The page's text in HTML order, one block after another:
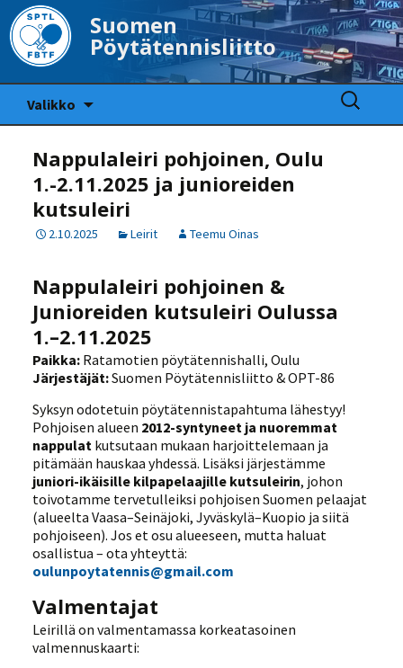
Suomen
Pöytätennisliitto
Valikko
Haku:
Nappulaleiri pohjoinen, Oulu
1.-2.11.2025 ja junioreiden
kutsuleiri
2.10.2025 Leirit Teemu Oinas
Nappulaleiri pohjoinen &
Junioreiden kutsuleiri Oulussa
1.–2.11.2025
Paikka: Ratamotien pöytätennishalli, Oulu
Järjestäjät:Suomen Pöytätennisliitto & OPT-86
Syksyn odotetuin pöytätennistapahtuma lähestyy!
Pohjoisen alueen 2012-syntyneet ja nuoremmat
nappulat kutsutaan mukaan harjoittelemaan ja
pitämään hauskaa yhdessä. Lisäksi järjestämme
juniori-ikäisille kilpapelaajille kutsuleirin, johon
toivotamme tervetulleiksi pohjoisen Suomen pelaajat
(alueelta Vaasa–Seinäjoki, Jyväskylä–Kuopio ja siitä
pohjoiseen). Jos et osu alueeseen, mutta haluat
osallistua – ota yhteyttä:
oulunpoytatennis@gmail.com
Valmentajat
Leirillä on valmentamassa korkeatasoinen
valmennuskaarti: